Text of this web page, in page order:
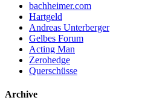
bachheimer.com
Hartgeld
Andreas Unterberger
Gelbes Forum
Acting Man
Zerohedge
Querschüsse
Archive